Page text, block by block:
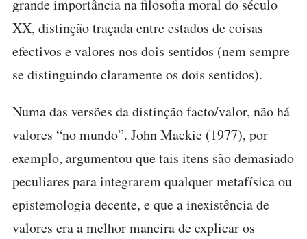
grande importância na filosofia moral do século
XX, distinção traçada entre estados de coisas
efectivos e valores nos dois sentidos (nem sempre
se distinguindo claramente os dois sentidos).
Numa das versões da distinção facto/valor, não há
valores “no mundo”. John Mackie (1977), por
exemplo, argumentou que tais itens são demasiado
peculiares para integrarem qualquer metafísica ou
epistemologia decente, e que a inexistência de
valores era a melhor maneira de explicar os